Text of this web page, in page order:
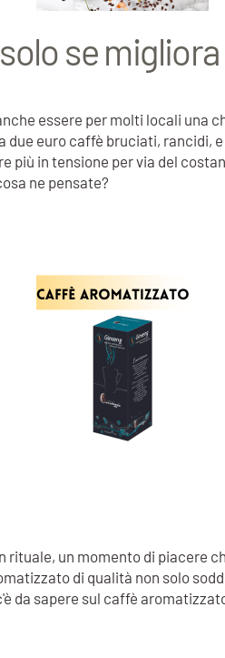
se
essere per molti locali una
euro caffè bruciati, rancidi,
in tensione per via del
ne pensate?
un momento di piacere
di qualità non solo
da sapere sul caffè